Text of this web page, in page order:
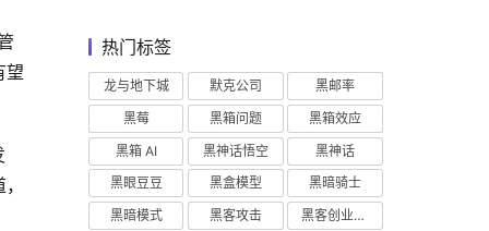
望
热门标签
龙与地下城 默克公司
黑邮率
黑莓
黑箱问题
黑箱效应
黑箱 AI
黑神话悟空
黑神话
黑眼豆豆
黑盒模型
黑暗骑士
黑暗模式
黑客攻击
黑客创业主义